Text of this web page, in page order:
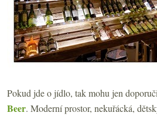
Pokud jde o jídlo, tak mohu jen
Beer. Moderní prostor, nekuřácká,